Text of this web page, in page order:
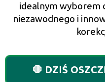
idealnym wyborem
niezawodnego i
🛑 DZIŚ